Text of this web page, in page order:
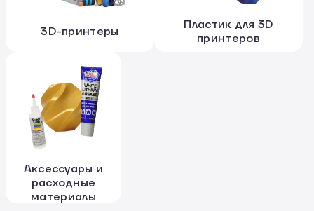
3D-принтеры
Пластик для 3D
принтеров
Аксессуары и
расходные
материалы